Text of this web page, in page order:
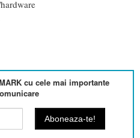
cu cele mai importante